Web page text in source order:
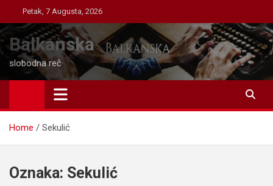
to
content
Petak, 7 Augusta, 2026
Balkanska
slobodna reč
Home Sekulić
Oznaka: Sekulić